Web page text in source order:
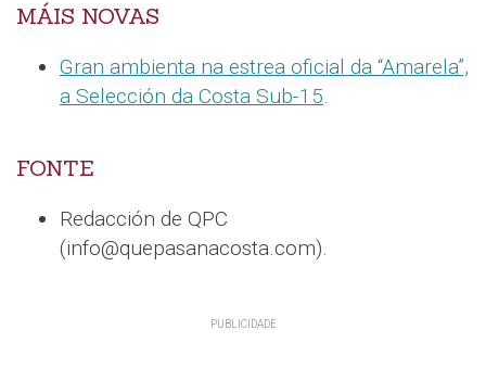
MÁIS NOVAS
Gran ambienta na estrea oficial da “Amarela”,
a Selección da Costa Sub-15.
FONTE
Redacción de QPC
(info@quepasanacosta.com).